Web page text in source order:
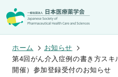
ホーム
お知らせ
第4回がん介入症例の書き方ス
開催）参加登録受付のお知らせ